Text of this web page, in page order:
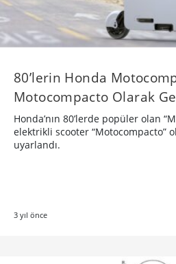
80’lerin Honda
Motocompacto Olarak
Honda’nın 80’lerde popüler olan
elektrikli scooter “Motocompacto”
uyarlandı.
3 yıl önce